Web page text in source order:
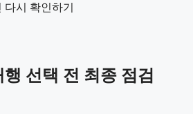
시 확인하기
선택 전 최종 점검